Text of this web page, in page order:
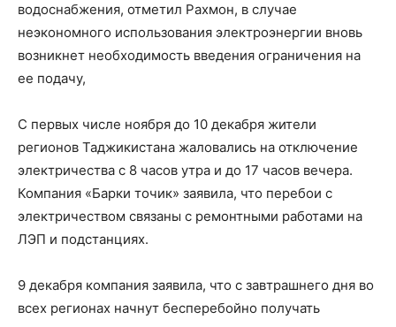
водоснабжения, отметил Рахмон, в случае
неэкономного использования электроэнергии вновь
возникнет необходимость введения ограничения на
ее подачу,
С первых числе ноября до 10 декабря жители
регионов Таджикистана жаловались на отключение
электричества с 8 часов утра и до 17 часов вечера.
Компания «Барки точик» заявила, что перебои с
электричеством связаны с ремонтными работами на
ЛЭП и подстанциях.
9 декабря компания заявила, что с завтрашнего дня во
всех регионах начнут бесперебойно получать